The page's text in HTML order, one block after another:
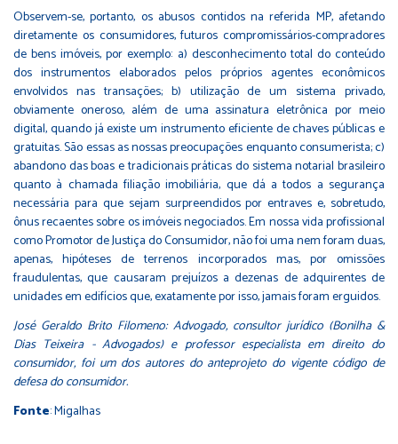
Observem-se, portanto, os abusos contidos na referida MP, afetando
diretamente os consumidores, futuros compromissários-compradores
de bens imóveis, por exemplo: a) desconhecimento total do conteúdo
dos instrumentos elaborados pelos próprios agentes econômicos
envolvidos nas transações; b) utilização de um sistema privado,
obviamente oneroso, além de uma assinatura eletrônica por meio
digital, quando já existe um instrumento eficiente de chaves públicas e
gratuitas. São essas as nossas preocupações enquanto consumerista; c)
abandono das boas e tradicionais práticas do sistema notarial brasileiro
quanto à chamada filiação imobiliária, que dá a todos a segurança
necessária para que sejam surpreendidos por entraves e, sobretudo,
ônus recaentes sobre os imóveis negociados. Em nossa vida profissional
como Promotor de Justiça do Consumidor, não foi uma nem foram duas,
apenas, hipóteses de terrenos incorporados mas, por omissões
fraudulentas, que causaram prejuízos a dezenas de adquirentes de
unidades em edifícios que, exatamente por isso, jamais foram erguidos.
José Geraldo Brito Filomeno: Advogado, consultor jurídico (Bonilha &
Dias Teixeira - Advogados) e professor especialista em direito do
consumidor, foi um dos autores do anteprojeto do vigente código de
defesa do consumidor.
Fonte: Migalhas